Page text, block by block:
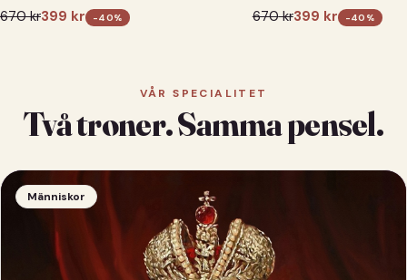
670kr399 kr -40% 670kr399 kr -40 %
VÅR SPECIALITET
Två troner. Samma pensel.
Människor